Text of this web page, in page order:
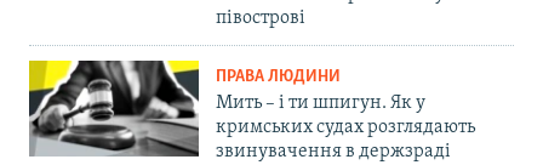
півострові
ПРАВА ЛЮДИНИ
Мить – і ти шпигун. Як у
кримських судах розглядають
звинувачення в держзраді